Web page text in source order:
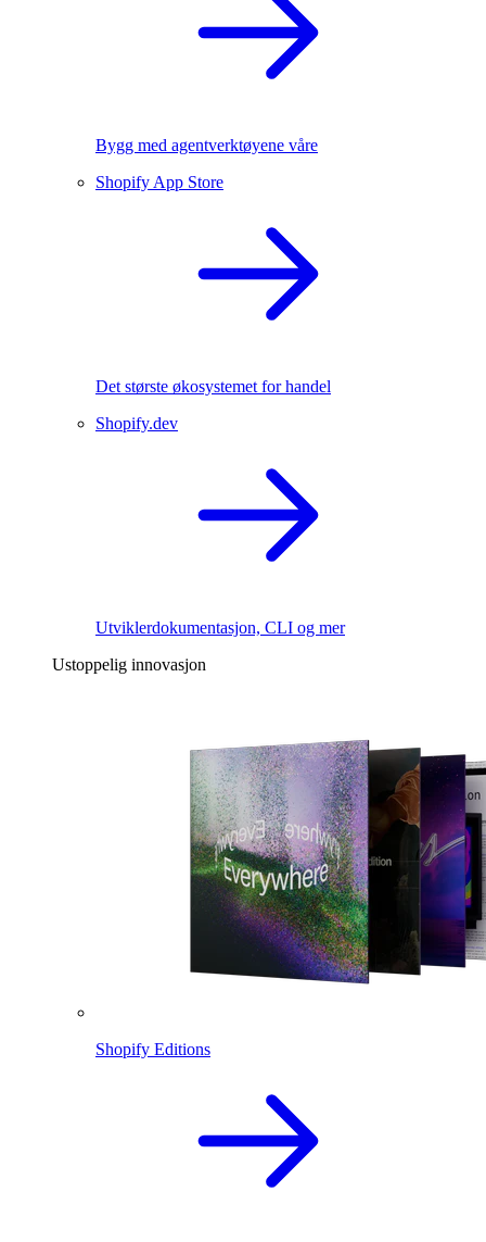
Bygg med agentverktøyene våre
Shopify App Store
Det største økosystemet for handel
Shopify.dev
Utviklerdokumentasjon, CLI og mer
Ustoppelig innovasjon
Shopify Editions